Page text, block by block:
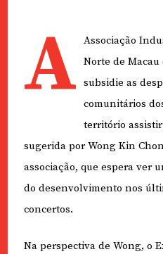
A Associação
Norte de Macau
subsidie as
comunitários
território
sugerida por Wong Kin
associação, que espera ver
do desenvolvimento nos
concertos.
Na perspectiva de Wong, o